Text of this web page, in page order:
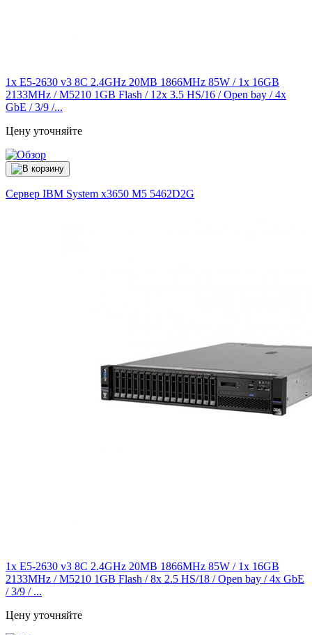
1x E5-2630 v3 8C 2.4GHz 20MB 1866MHz 85W / 1x 16GB
2133MHz / M5210 1GB Flash / 12x 3.5 HS/16 / Open bay / 4x
GbE / 3/9 /...
Цену уточняйте
Сервер IBM System x3650 M5 5462D2G
1x E5-2630 v3 8C 2.4GHz 20MB 1866MHz 85W / 1x 16GB
2133MHz / M5210 1GB Flash / 8x 2.5 HS/18 / Open bay / 4x GbE
/ 3/9 / ...
Цену уточняйте